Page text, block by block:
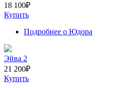
18 100₽
Купить
Подробнее о Юдора
Эйва 2
21 200₽
Купить